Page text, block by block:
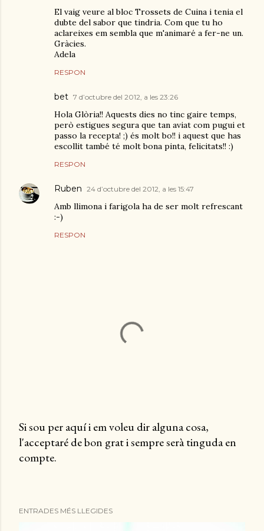
El vaig veure al bloc Trossets de Cuina i tenia el
dubte del sabor que tindria. Com que tu ho
aclareixes em sembla que m'animaré a fer-ne un.
Gràcies.
Adela
RESPON
bet 7 d’octubre del 2012, a les 23:26
Hola Glòria!! Aquests dies no tinc gaire temps,
però estigues segura que tan aviat com pugui et
passo la recepta! ;) és molt bo!! i aquest que has
escollit també té molt bona pinta, felicitats!! :)
RESPON
Ruben 24 d’octubre del 2012, a les 15:47
Amb llimona i farigola ha de ser molt refrescant
:-)
RESPON
P
u
Si sou per aquí i em voleu dir alguna cosa,
l'acceptaré de bon grat i sempre serà tinguda en
compte.
ENTRADES MÉS LLEGIDES